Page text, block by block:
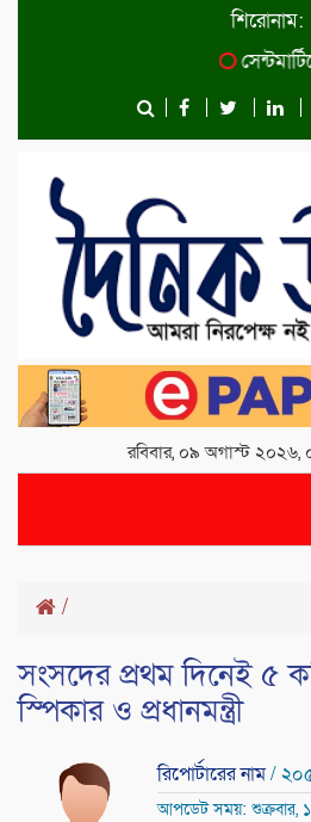
শিরোনাম:
রবিবার, ০৯ অগাস্ট ২০২৬,
/
সংসদের প্রথম দিনেই ৫
স্পিকার ও প্রধানমন্ত্রী
রিপোর্টারের নাম/
আপডেট সময়: শুক্রবার,